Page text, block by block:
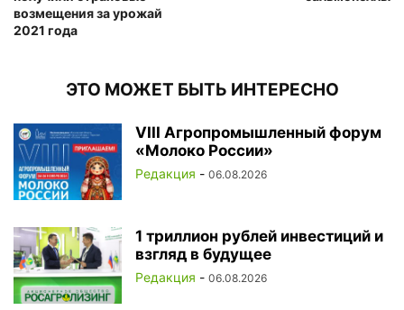
возмещения за урожай
2021 года
ЭТО МОЖЕТ БЫТЬ ИНТЕРЕСНО
VIII Агропромышленный форум
«Молоко России»
Редакция - 06.08.2026
1 триллион рублей инвестиций и
взгляд в будущее
Редакция - 06.08.2026